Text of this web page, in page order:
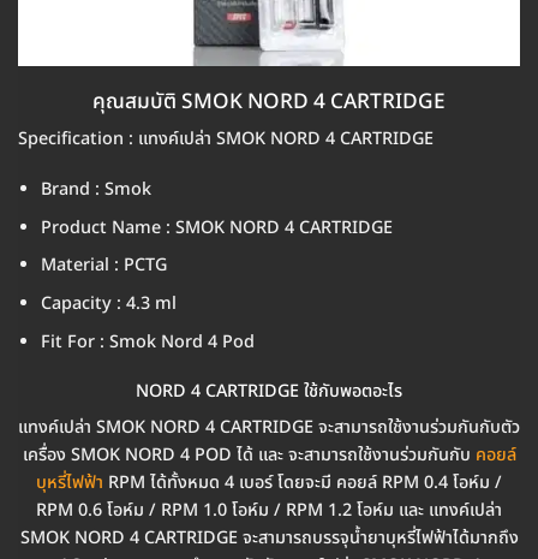
คุณสมบัติ SMOK NORD 4 CARTRIDGE
Specification : แทงค์เปล่า SMOK NORD 4 CARTRIDGE
Brand : Smok
Product Name : SMOK NORD 4 CARTRIDGE
Material : PCTG
Capacity : 4.3 ml
Fit For : Smok Nord 4 Pod
NORD 4 CARTRIDGE ใช้กับพอตอะไร
แทงค์เปล่า SMOK NORD 4 CARTRIDGE จะสามารถใช้งานร่วมกันกับตัว
เครื่อง SMOK NORD 4 POD ได้ และ จะสามารถใช้งานร่วมกันกับ คอยล์
บุหรี่ไฟฟ้า RPM ได้ทั้งหมด 4 เบอร์ โดยจะมี คอยล์ RPM 0.4 โอห์ม /
RPM 0.6 โอห์ม / RPM 1.0 โอห์ม / RPM 1.2 โอห์ม และ แทงค์เปล่า
SMOK NORD 4 CARTRIDGE จะสามารถบรรจุน้ำยาบุหรี่ไฟฟ้าได้มากถึง